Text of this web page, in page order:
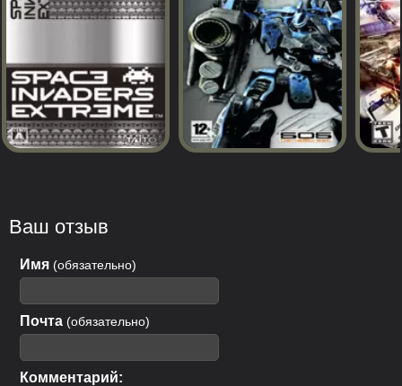
Ваш отзыв
Имя (обязательно)
Почта (обязательно)
Комментарий: